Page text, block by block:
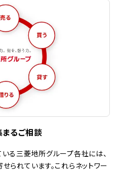
るご相談
る三菱地所グループ各社には、
られています。これらネットワー